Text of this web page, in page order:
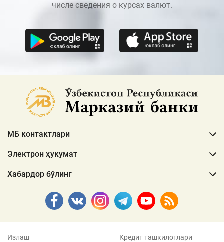
числе сведения о курсах валют.
МБ контактлари
Электрон ҳукумат
Хабардор бўлинг
Излаш Кредит ташкилотлари